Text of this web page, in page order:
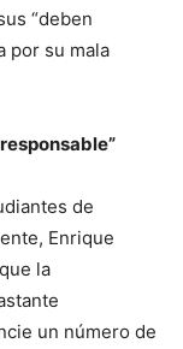
“deben
por su mala
de
Enrique
la
un número de